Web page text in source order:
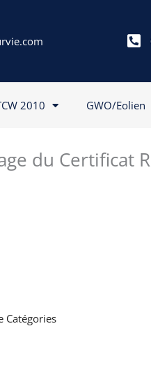
2010 GWO/Eolien
du Certificat
Catégories